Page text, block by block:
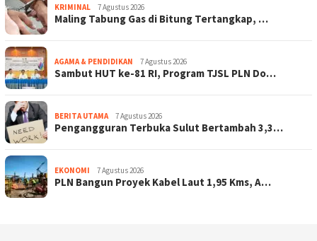
KRIMINAL 7 Agustus 2026
Maling Tabung Gas di Bitung Tertangkap, …
AGAMA & PENDIDIKAN 7 Agustus 2026
Sambut HUT ke-81 RI, Program TJSL PLN Do…
BERITA UTAMA 7 Agustus 2026
Pengangguran Terbuka Sulut Bertambah 3,3…
EKONOMI 7 Agustus 2026
PLN Bangun Proyek Kabel Laut 1,95 Kms, A…